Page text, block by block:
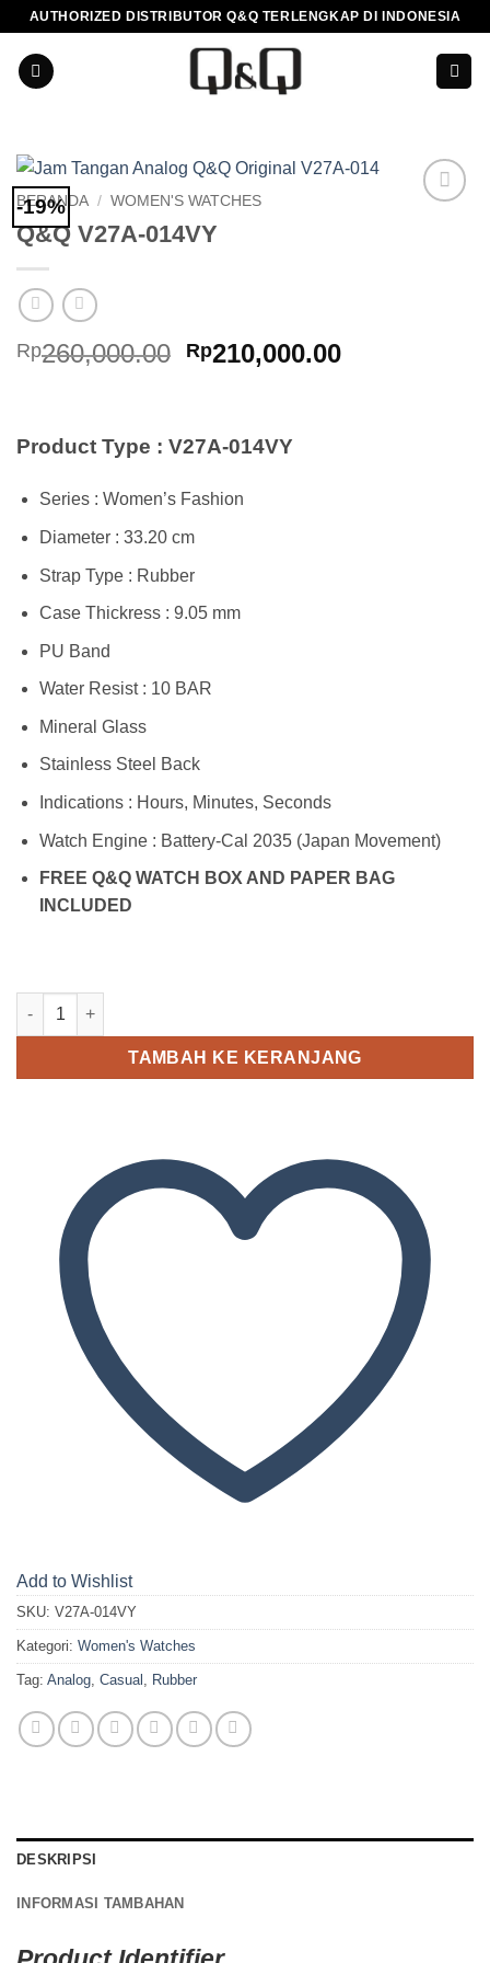
Skip
content
AUTHORIZED DISTRIBUTOR Q&Q TERLENGKAP DI INDONESIA
-19%
BERANDA / WOMEN'S WATCHES
Q&Q V27A-014VY
Rp260,000.00 Harga
Rp210,000.00Harga
Product Type : V27A-014VY
Series : Women’s Fashion
Diameter : 33.20 cm
Strap Type : Rubber
Case Thickress : 9.05 mm
PU Band
Water Resist : 10 BAR
Mineral Glass
Stainless Steel Back
Indications : Hours, Minutes, Seconds
Watch Engine : Battery-Cal 2035 (Japan Movement)
FREE Q&Q WATCH BOX AND PAPER BAG
INCLUDED
Kuantitas Q&Q V27A-014VY
TAMBAH KE KERANJANG
Add to Wishlist
SKU: V27A-014VY
Kategori: Women's Watches
Tag: Analog Casual Rubber
DESKRIPSI
INFORMASI TAMBAHAN